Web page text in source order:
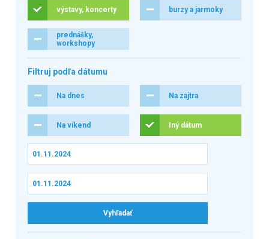
výstavy, koncerty burzy a jarmoky
prednášky,
workshopy
Filtruj podľa dátumu
Na dnes Na zajtra
Na víkend Iný dátum